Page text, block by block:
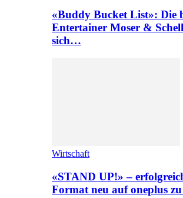
«Buddy Bucket List»: Die
Entertainer Moser &
sich…
Wirtschaft
«STAND UP!» –
Format neu auf oneplus zu